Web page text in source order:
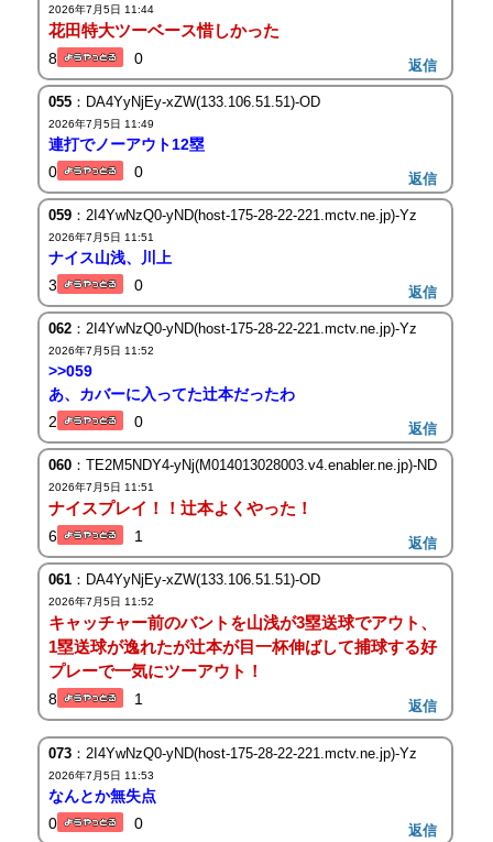
2026年7月5日 11:44
花田特大ツーベース惜しかった
8 0 返信
055：DA4YyNjEy-xZW(133.106.51.51)-OD
2026年7月5日 11:49
連打でノーアウト12塁
0
0 返信
059：2I4YwNzQ0-yND(host-175-28-22-221.mctv.ne.jp)-Yz
2026年7月5日 11:51
ナイス山浅、川上
3
0 返信
062：2I4YwNzQ0-yND(host-175-28-22-221.mctv.ne.jp)-Yz
2026年7月5日 11:52
>>059
あ、カバーに入ってた辻本だったわ
2
0 返信
060：TE2M5NDY4-yNj(M014013028003.v4.enabler.ne.jp)-ND
2026年7月5日 11:51
ナイスプレイ！！辻本よくやった！
6 1 返信
061：DA4YyNjEy-xZW(133.106.51.51)-OD
2026年7月5日 11:52
キャッチャー前のバントを山浅が3塁送球でアウト、
1塁送球が逸れたが辻本が目一杯伸ばして捕球する好
プレーで一気にツーアウト！
8 1 返信
073：2I4YwNzQ0-yND(host-175-28-22-221.mctv.ne.jp)-Yz
2026年7月5日 11:53
なんとか無失点
0
0 返信